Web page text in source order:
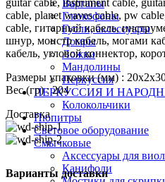
Варганы
Глюкофоны
Гусли, аксессуары
Домры
Ложки
Мандолины
Перкуссия
ПЕРКУССИЯ И
Колокольчики
Пюпитры
Световое оборудование
Смычковые
Аксессуары для
Канифоли
cable, planet waves cable, pw
cable, гитарный кабель,
шнур, монстр кабель, могами
кабель, угловой коннектор,
Размеры упаковки (мм) :
Вес (гр) : 204
Доставка
Варианты доставки